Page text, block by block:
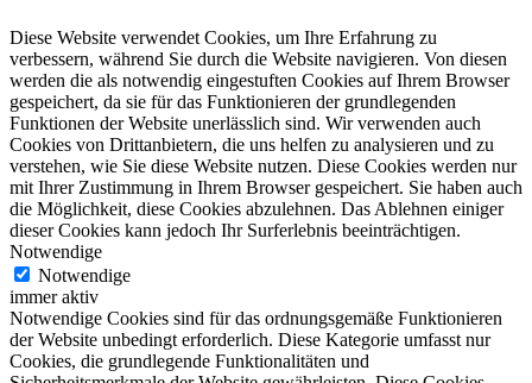
Diese Website verwendet Cookies, um Ihre Erfahrung zu
verbessern, während Sie durch die Website navigieren. Von diesen
werden die als notwendig eingestuften Cookies auf Ihrem Browser
gespeichert, da sie für das Funktionieren der grundlegenden
Funktionen der Website unerlässlich sind. Wir verwenden auch
Cookies von Drittanbietern, die uns helfen zu analysieren und zu
verstehen, wie Sie diese Website nutzen. Diese Cookies werden nur
mit Ihrer Zustimmung in Ihrem Browser gespeichert. Sie haben auch
die Möglichkeit, diese Cookies abzulehnen. Das Ablehnen einiger
dieser Cookies kann jedoch Ihr Surferlebnis beeinträchtigen.
Notwendige
Notwendige
immer aktiv
Notwendige Cookies sind für das ordnungsgemäße Funktionieren
der Website unbedingt erforderlich. Diese Kategorie umfasst nur
Cookies, die grundlegende Funktionalitäten und